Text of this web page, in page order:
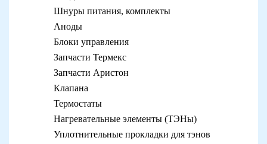
Шнуры питания, комплекты
Аноды
Блоки управления
Запчасти Термекс
Запчасти Аристон
Клапана
Термостаты
Нагревательные элементы (ТЭНы)
Уплотнительные прокладки для тэнов